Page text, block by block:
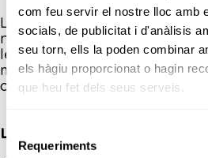
com feu servir el nostre lloc amb
socials, de publicitat i d'anàlisis
seu torn, ells la poden combinar
els hàgiu proporcionat o hagin
que heu fet dels seus serveis.
Requeriments
Los datos se conservan el
necesario para la relación
legalmente, siendo
mediante los
organización.
LEGITIMACIÓN PARA EL